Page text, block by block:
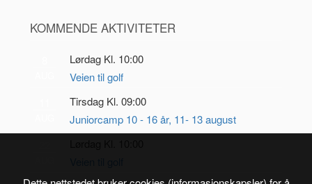
KOMMENDE AKTIVITETER
Lørdag Kl. 10:00
Veien til golf
Tirsdag Kl. 09:00
Juniorcamp 10 - 16 år, 11- 13 august